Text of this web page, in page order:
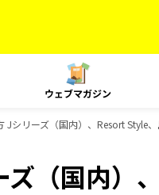
ウェブマガジン
Jシリーズ（国内）、Resort Style
ズ（国内）